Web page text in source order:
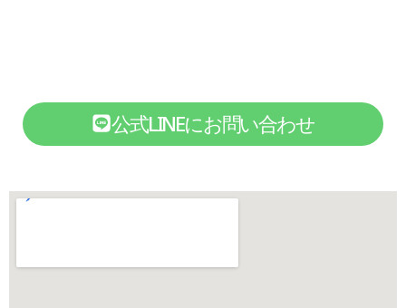
公式LINEにお問い合わせ